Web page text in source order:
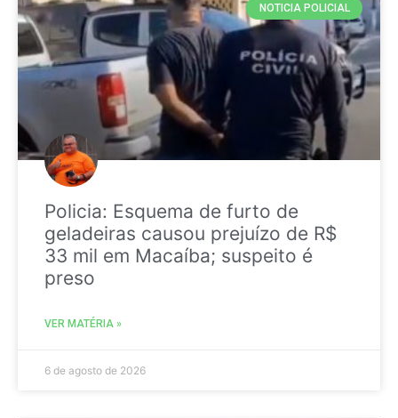
NOTICIA POLICIAL
Policia: Esquema de furto de
geladeiras causou prejuízo de R$
33 mil em Macaíba; suspeito é
preso
VER MATÉRIA »
6 de agosto de 2026